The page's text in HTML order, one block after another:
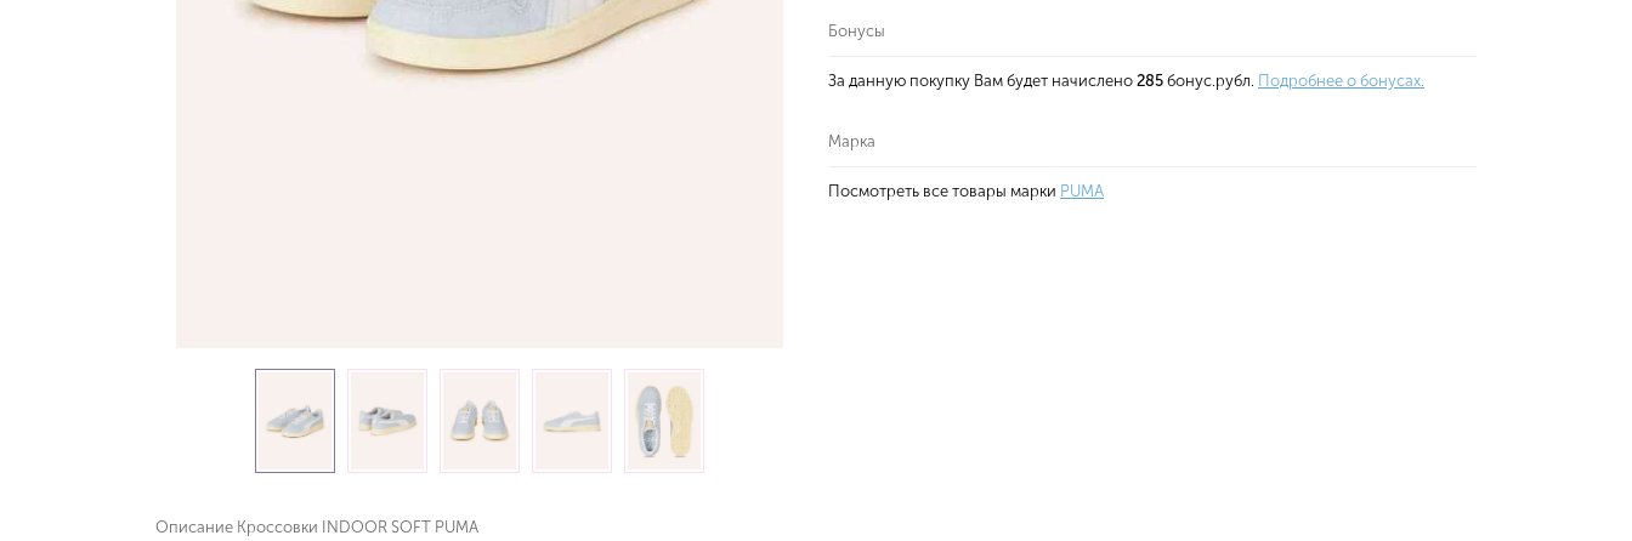
Бонусы
За данную покупку Вам будет начислено 285 бонус.рубл. Подробнее о бонусах.
Марка
Посмотреть все товары марки PUMA
Описание Кроссовки INDOOR SOFT PUMA